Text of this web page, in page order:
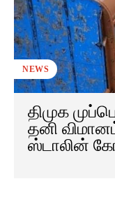
NEWS
திமுக
தனி
ஸ்டாலின்